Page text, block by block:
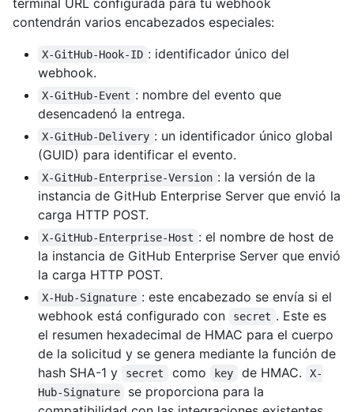
terminal URL configurada para tu webhook
contendrán varios encabezados especiales:
X-GitHub-Hook-ID : identificador único del
webhook.
X-GitHub-Event : nombre del evento que
desencadenó la entrega.
X-GitHub-Delivery : un identificador único global
(GUID) para identificar el evento.
X-GitHub-Enterprise-Version : la versión de la
instancia de GitHub Enterprise Server que envió la
carga HTTP POST.
X-GitHub-Enterprise-Host : el nombre de host de
la instancia de GitHub Enterprise Server que envió
la carga HTTP POST.
X-Hub-Signature : este encabezado se envía si el
webhook está configurado con
secret . Este es
el resumen hexadecimal de HMAC para el cuerpo
de la solicitud y se genera mediante la función de
hash SHA-1 y
secret como key de HMAC.
X-
Hub-Signature
se proporciona para la